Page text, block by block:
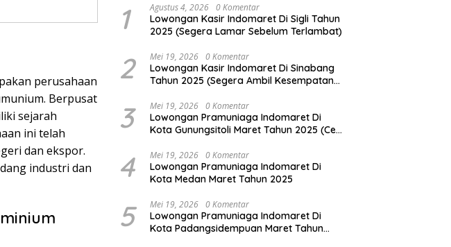
perusahaan
Berpusat
sejarah
ini telah
dan ekspor.
industri dan
1 Agustus 4, 2026 0 Komentar
Lowongan Kasir Indomaret Di Sigli Tahun
2025 (Segera Lamar Sebelum Terlambat)
2 Mei 19, 2026 0 Komentar
Lowongan Kasir Indomaret Di Sinabang
Tahun 2025 (Segera Ambil Kesempatan
3 Mei 19, 2026 0 Komentar
Lowongan Pramuniaga Indomaret Di
Kota Gunungsitoli Maret Tahun 2025 (Cek
4 Mei 19, 2026 0 Komentar
Lowongan Pramuniaga Indomaret Di
Kota Medan Maret Tahun 2025
5 Mei 19, 2026 0 Komentar
Lowongan Pramuniaga Indomaret Di
Kota Padangsidempuan Maret Tahun